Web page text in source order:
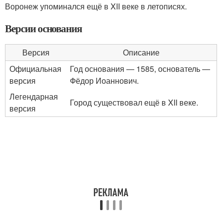
Воронеж упоминался ещё в XII веке в летописях.
Версии основания
Версия
Описание
Официальная
версия
Год основания — 1585, основатель —
Фёдор Иоаннович.
Легендарная
версия
Город существовал ещё в XII веке.